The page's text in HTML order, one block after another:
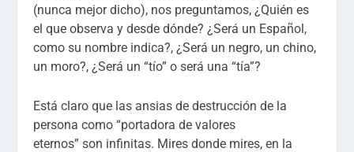
(nunca mejor dicho), nos preguntamos, ¿Quién es
el que observa y desde dónde? ¿Será un Español,
como su nombre indica?,¿Será un negro, un chino,
un moro?, ¿Será un“tío” oserá una“tía”?
Está claro que las ansias de destrucción de la
persona como “portadora de valores
eternos”son infinitas. Mires donde mires, en la